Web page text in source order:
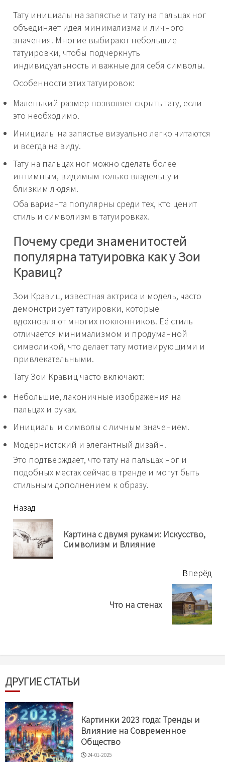
Тату инициалы на запястье и тату на пальцах ног
объединяет идея минимализма и личного
значения. Многие выбирают небольшие
татуировки, чтобы подчеркнуть
индивидуальность и важные для себя символы.
Особенности этих татуировок:
Маленький размер позволяет скрыть тату, если
это необходимо.
Инициалы на запястье визуально легко читаются
и всегда на виду.
Тату на пальцах ног можно сделать более
интимным, видимым только владельцу и
близким людям.
Оба варианта популярны среди тех, кто ценит
стиль и символизм в татуировках.
Почему среди знаменитостей
популярна татуировка как у Зои
Кравиц?
Зои Кравиц, известная актриса и модель, часто
демонстрирует татуировки, которые
вдохновляют многих поклонников. Её стиль
отличается минимализмом и продуманной
символикой, что делает тату мотивирующими и
привлекательными.
Тату Зои Кравиц часто включают:
Небольшие, лаконичные изображения на
пальцах и руках.
Инициалы и символы с личным значением.
Модернистский и элегантный дизайн.
Это подтверждает, что тату на пальцах ног и
подобных местах сейчас в тренде и могут быть
стильным дополнением к образу.
читать
еще
Назад
Картина с двумя руками: Искусство,
Символизм и Влияние
Вперёд
Что на стенах
ДРУГИЕ СТАТЬИ
Картинки 2023 года: Тренды и
Влияние на Современное
Общество
24-01-2025